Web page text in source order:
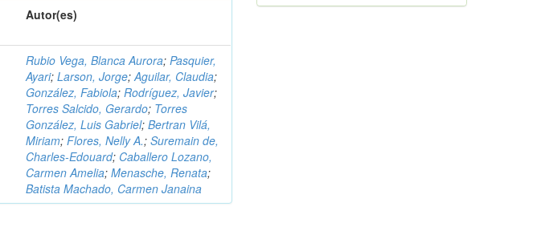
Autor(es)
Rubio Vega, Blanca Aurora;Pasquier,
Ayari;Larson, Jorge;Aguilar, Claudia;
González, Fabiola;Rodríguez, Javier;
Torres Salcido, Gerardo; Torres
González, Luis Gabriel;Bertran Vilá,
Miriam;Flores, Nelly A.;Suremain de,
Charles-Edouard; Caballero Lozano,
Carmen Amelia;Menasche, Renata;
Batista Machado, Carmen Janaina